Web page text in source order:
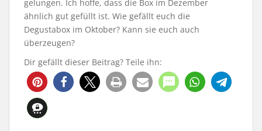
gelungen. Ich hoffe, dass die Box im Dezember
ähnlich gut gefüllt ist. Wie gefällt euch die
Degustabox im Oktober? Kann sie euch auch
überzeugen?
Dir gefällt dieser Beitrag? Teile ihn: